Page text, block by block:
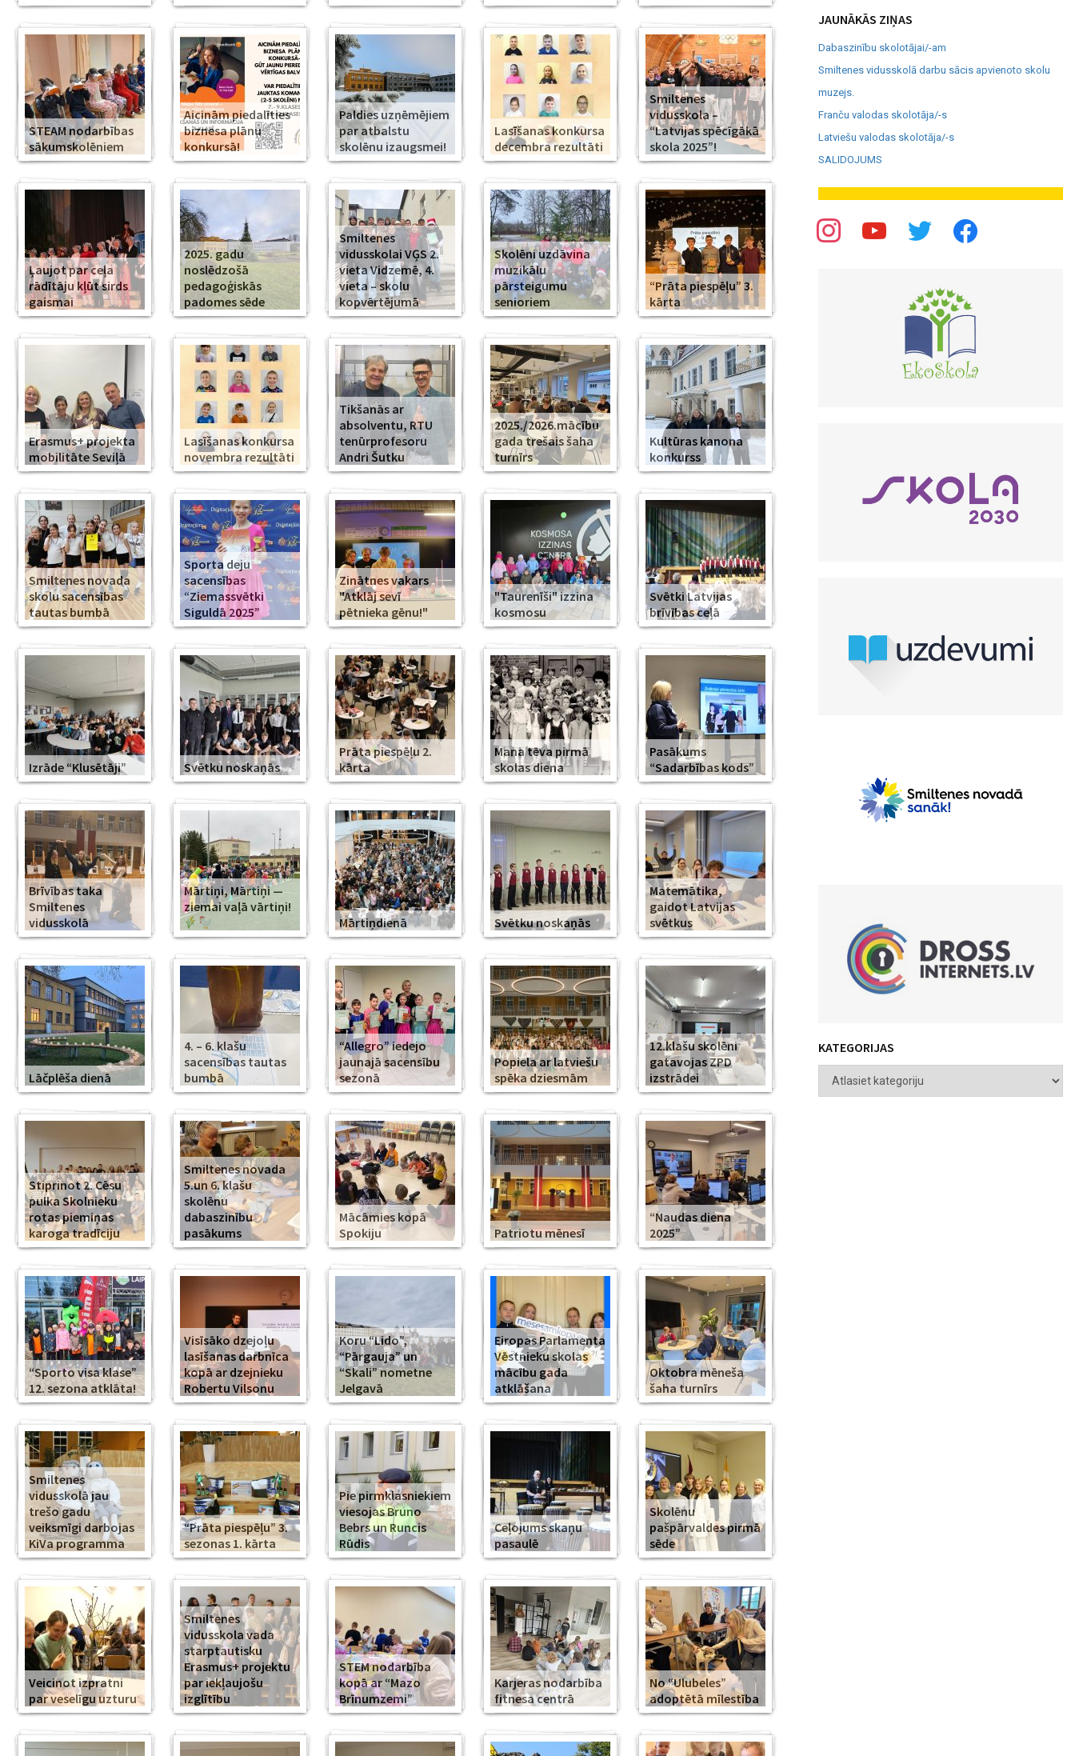
STEAM nodarbības
sākumskolēniem
Aicinām piedalīties
biznesa plānu
konkursā!
Paldies uzņēmējiem
par atbalstu
skolēnu izaugsmei!
Lasīšanas konkursa
decembra rezultāti
Smiltenes
vidusskola –
“Latvijas spēcīgākā
skola 2025”!
Ļaujot par ceļa
rādītāju kļūt sirds
gaismai
2025. gadu
noslēdzošā
pedagoģiskās
padomes sēde
Smiltenes
vidusskolai VĢS 2.
vieta Vidzemē, 4.
vieta – skolu
kopvērtējumā
Skolēni uzdāvina
muzikālu
pārsteigumu
senioriem
“Prāta piespēļu” 3.
kārta
Erasmus+ projekta
mobilitāte Seviļā
Lasīšanas konkursa
novembra rezultāti
Tikšanās ar
absolventu, RTU
tenūrprofesoru
Andri Šutku
2025./2026.mācību
gada trešais šaha
turnīrs
Kultūras kanona
konkurss
Smiltenes novada
skolu sacensības
tautas bumbā
Sporta deju
sacensības
“Ziemassvētki
Siguldā 2025”
Zinātnes vakars
"Atklāj sevī
pētnieka gēnu!"
"Taurenīši" izzina
kosmosu
Svētki Latvijas
brīvības ceļā
Izrāde “Klusētāji” Svētku noskaņās
Prāta piespēļu 2.
kārta
Mana tēva pirmā
skolas diena
Pasākums
“Sadarbības kods”
Brīvības taka
Smiltenes
vidusskolā
Mārtiņi, Mārtiņi —
ziemai vaļā vārtiņi!
Mārtiņdienā
Svētku noskaņās
Matemātika,
gaidot Latvijas
svētkus
Lāčplēša dienā
4. – 6. klašu
sacensības tautas
bumbā
“Allegro” iedejo
jaunajā sacensību
sezonā
Popiela ar latviešu
spēka dziesmām
12.klašu skolēni
gatavojas ZPD
izstrādei
Stiprinot 2. Cēsu
pulka Skolnieku
rotas piemiņas
karoga tradīciju
Smiltenes novada
5.un 6. klašu
skolēnu
dabaszinību
pasākums
Mācāmies kopā
Spokiju
Patriotu mēnesī
“Naudas diena
2025”
“Sporto visa klase”
12. sezona atklāta!
Visīsāko dzejoļu
lasīšanas darbnīca
kopā ar dzejnieku
Robertu Vilsonu
Koru “Lido”,
“Pārgauja” un
“Skali” nometne
Jelgavā
Eiropas Parlamenta
Vēstnieku skolas
mācību gada
atklāšana
Oktobra mēneša
šaha turnīrs
Smiltenes
vidusskolā jau
trešo gadu
veiksmīgi darbojas
KiVa programma
“Prāta piespēļu” 3.
sezonas 1. kārta
Pie pirmklasniekiem
viesojas Bruno
Bebrs un Runcis
Rūdis
Ceļojums skaņu
pasaulē
Skolēnu
pašpārvaldes pirmā
sēde
Veicinot izpratni
par veselīgu uzturu
Smiltenes
vidusskola vada
starptautisku
Erasmus+ projektu
par iekļaujošu
izglītību
STEM nodarbība
kopā ar “Mazo
Brīnumzemi”
Karjeras nodarbība
fitnesa centrā
No “Ulubeles”
adoptētā mīlestība
JAUNĀKĀS ZIŅAS
Dabaszinību skolotājai/-am
Smiltenes vidusskolā darbu sācis apvienoto skolu
muzejs.
Franču valodas skolotāja/-s
Latviešu valodas skolotāja/-s
SALIDOJUMS
KATEGORIJAS